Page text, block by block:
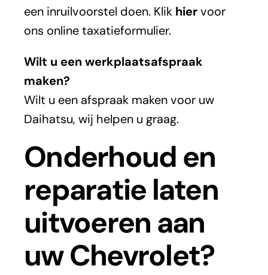
een inruilvoorstel doen. Klik hiervoor
ons online taxatieformulier.
Wilt u een werkplaatsafspraak
maken?
Wilt u een afspraak maken voor uw
Daihatsu, wij helpen u graag.
Onderhoud en
reparatie laten
uitvoeren aan
uw Chevrolet?